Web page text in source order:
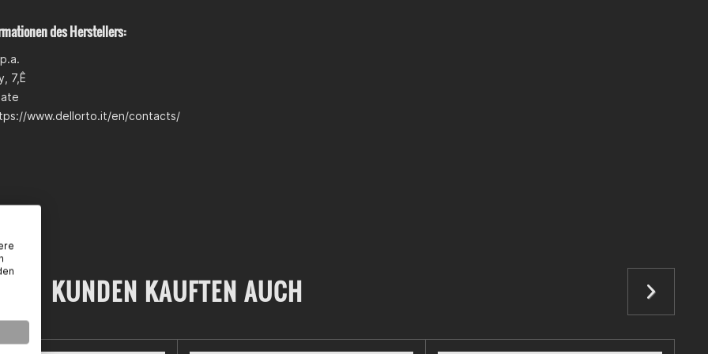
des Herstellers:
7,Ê
www.dellorto.it/en/contacts/
KUNDEN KAUFTEN AUCH